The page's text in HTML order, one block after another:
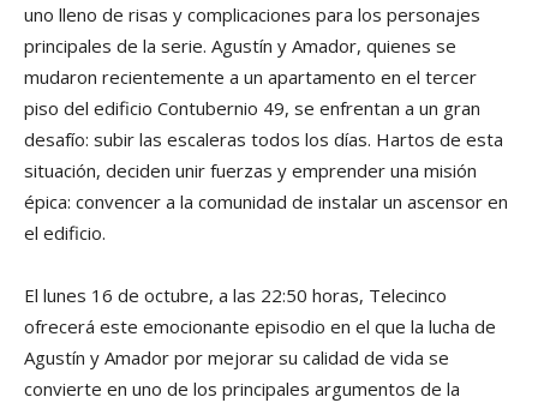
uno lleno de risas y complicaciones para los personajes
principales de la serie. Agustín y Amador, quienes se
mudaron recientemente a un apartamento en el tercer
piso del edificio Contubernio 49, se enfrentan a un gran
desafío: subir las escaleras todos los días. Hartos de esta
situación, deciden unir fuerzas y emprender una misión
épica: convencer a la comunidad de instalar un ascensor en
el edificio.
El lunes 16 de octubre, a las 22:50 horas, Telecinco
ofrecerá este emocionante episodio en el que la lucha de
Agustín y Amador por mejorar su calidad de vida se
convierte en uno de los principales argumentos de la